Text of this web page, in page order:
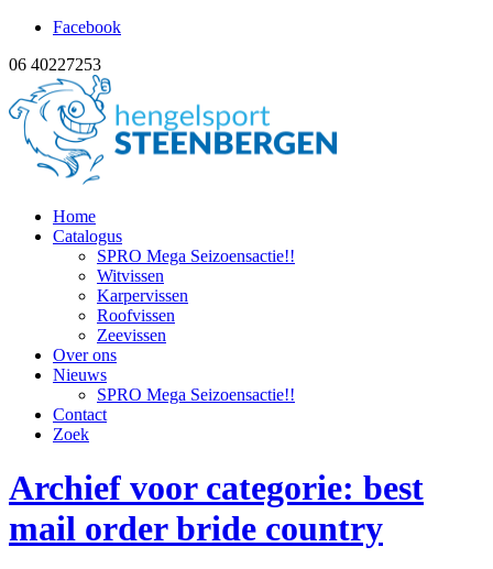
Facebook
06 40227253
Home
Catalogus
SPRO Mega Seizoensactie!!
Witvissen
Karpervissen
Roofvissen
Zeevissen
Over ons
Nieuws
SPRO Mega Seizoensactie!!
Contact
Zoek
Archief voor categorie: best
mail order bride country